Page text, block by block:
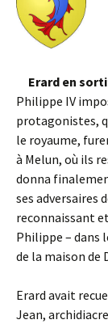
Erard en
Philippe IV
protagonistes,
le royaume,
à Melun, où ils
donna
ses adversaires
reconnaissant
Philippe – dans
de la maison de
Erard avait
Jean,